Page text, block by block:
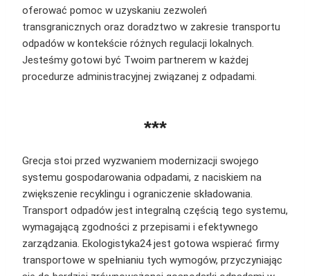
oferować pomoc w uzyskaniu zezwoleń
transgranicznych oraz doradztwo w zakresie transportu
odpadów w kontekście różnych regulacji lokalnych.
Jesteśmy gotowi być Twoim partnerem w każdej
procedurze administracyjnej związanej z odpadami.
***
Grecja stoi przed wyzwaniem modernizacji swojego
systemu gospodarowania odpadami, z naciskiem na
zwiększenie recyklingu i ograniczenie składowania.
Transport odpadów jest integralną częścią tego systemu,
wymagającą zgodności z przepisami i efektywnego
zarządzania. Ekologistyka24 jest gotowa wspierać firmy
transportowe w spełnianiu tych wymogów, przyczyniając